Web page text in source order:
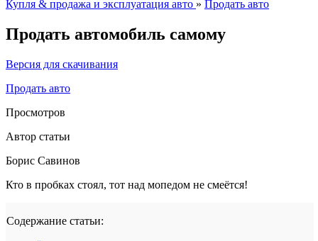
Купля & продажа и эксплуатация авто » Продать авто
Продать автомобиль самому
Версия для скачивания
Продать авто
Просмотров
Автор статьи
Борис Савинов
Кто в пробках стоял, тот над мопедом не смеётся!
Содержание статьи: